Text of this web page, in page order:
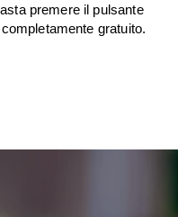
premere il pulsante
gratuito.